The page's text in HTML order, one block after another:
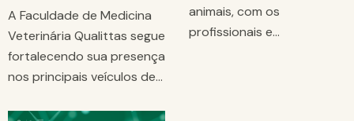
A Faculdade de Medicina
Veterinária Qualittas segue
fortalecendo sua presença
nos principais veículos de…
animais, com os
profissionais e…